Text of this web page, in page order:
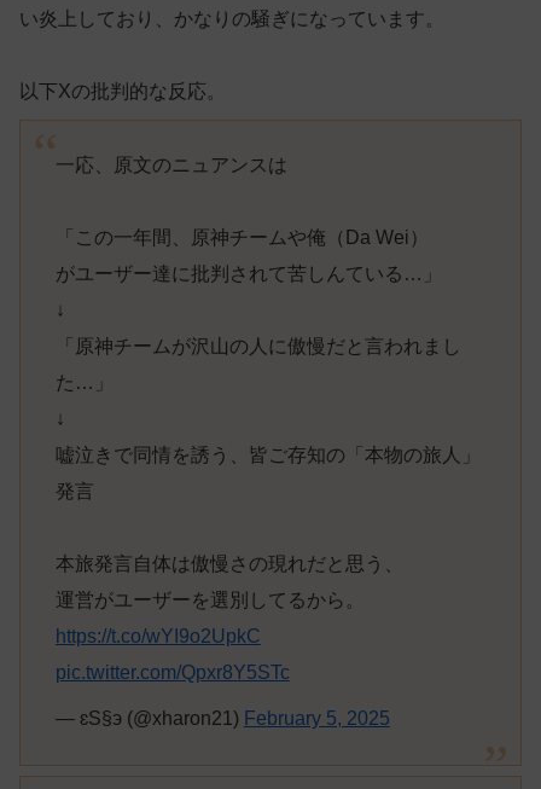
い炎上しており、かなりの騒ぎになっています。
以下Xの批判的な反応。
一応、原文のニュアンスは
「この一年間、原神チームや俺（Da Wei）
がユーザー達に批判されて苦しんている…」
↓
「原神チームが沢山の人に傲慢だと言われまし
た…」
↓
嘘泣きで同情を誘う、皆ご存知の「本物の旅人」
発言
本旅発言自体は傲慢さの現れだと思う、
運営がユーザーを選別してるから。
https://t.co/wYI9o2UpkC
pic.twitter.com/Qpxr8Y5STc
— ɛS§э (@xharon21) February 5, 2025